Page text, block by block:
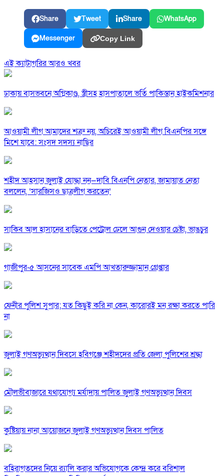
Share Tweet Share WhatsApp
Messenger Copy Link
এই ক্যাটাগরির আরও খবর
ঢাকায় বাসভবনে অগ্নিকাণ্ড, স্ত্রীসহ হাসপাতালে ভর্তি পাকিস্তান হাইকমিশনার
আওয়ামী লীগ আমাদের শত্রু নয়, অচিরেই আওয়ামী লীগ বিএনপির সঙ্গে
মিশে যাবে: সংসদ সদস্য নাছির
শহীদ আহসান জুলাই যোদ্ধা নন—দাবি বিএনপি নেতার, জামায়াত নেতা
বললেন, ‘সারজিসও ছাত্রলীগ করতেন’
সাকিব আল হাসানের বাড়িতে পেট্রোল ঢেলে আগুন দেওয়ার চেষ্টা, ভাঙচুর
গাজীপুর-৫ আসনের সাবেক এমপি আখতারুজ্জামান গ্রেপ্তার
ফেনীর পুলিশ সুপার; যত কিছুই করি না কেন, কারোরই মন রক্ষা করতে পারি
না
জুলাই গণঅভ্যুত্থান দিবসে হবিগঞ্জে শহীদদের প্রতি জেলা পুলিশের শ্রদ্ধা
মৌলভীবাজারে যথাযোগ্য মর্যাদায় পালিত জুলাই গণঅভ্যুত্থান দিবস
কুষ্টিয়ায় নানা আয়োজনে জুলাই গণঅভ্যুত্থান দিবস পালিত
বহিরাগতদের নিয়ে র‍্যালি করার অভিযোগকে কেন্দ্র করে বরিশাল